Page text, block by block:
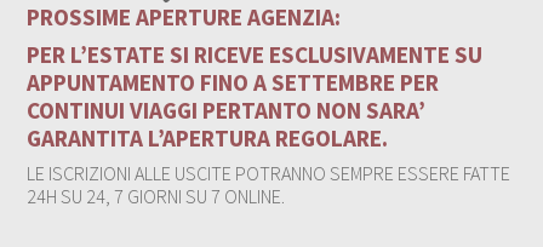
PROSSIME APERTURE AGENZIA:
PER L’ESTATE SI RICEVE ESCLUSIVAMENTE SU
APPUNTAMENTO FINO A SETTEMBRE PER
CONTINUI VIAGGI PERTANTO NON SARA’
GARANTITA L’APERTURA REGOLARE.
LE ISCRIZIONI ALLE USCITE POTRANNO SEMPRE ESSERE FATTE
24H SU 24, 7 GIORNI SU 7 ONLINE.